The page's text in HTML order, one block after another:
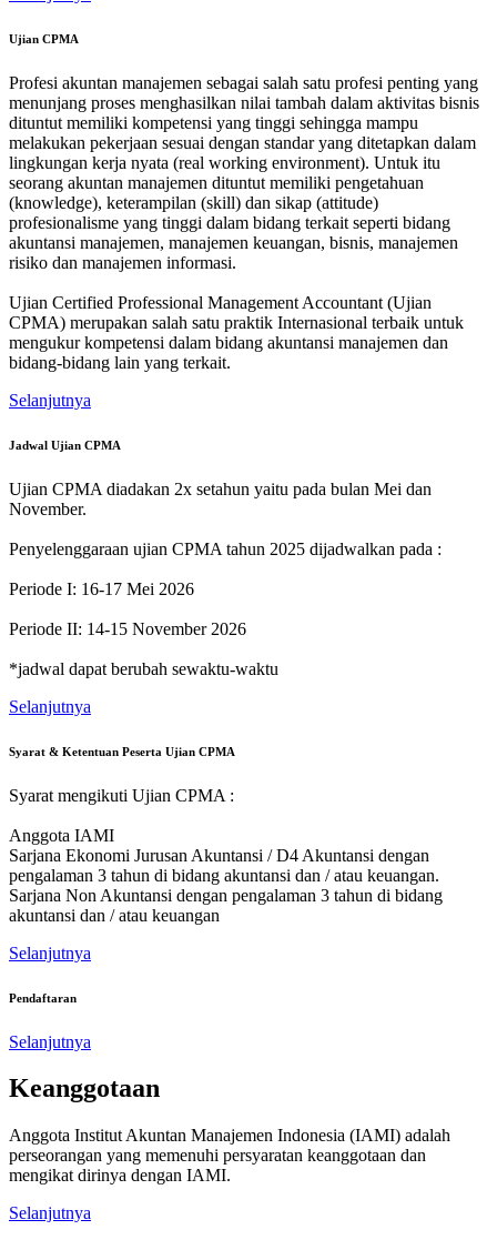
Ujian CPMA
Profesi akuntan manajemen sebagai salah satu profesi penting yang
menunjang proses menghasilkan nilai tambah dalam aktivitas bisnis
dituntut memiliki kompetensi yang tinggi sehingga mampu
melakukan pekerjaan sesuai dengan standar yang ditetapkan dalam
lingkungan kerja nyata (real working environment). Untuk itu
seorang akuntan manajemen dituntut memiliki pengetahuan
(knowledge), keterampilan (skill) dan sikap (attitude)
profesionalisme yang tinggi dalam bidang terkait seperti bidang
akuntansi manajemen, manajemen keuangan, bisnis, manajemen
risiko dan manajemen informasi.
Ujian Certified Professional Management Accountant (Ujian
CPMA) merupakan salah satu praktik Internasional terbaik untuk
mengukur kompetensi dalam bidang akuntansi manajemen dan
bidang-bidang lain yang terkait.
Selanjutnya
Jadwal Ujian CPMA
Ujian CPMA diadakan 2x setahun yaitu pada bulan Mei dan
November.
Penyelenggaraan ujian CPMA tahun 2025 dijadwalkan pada :
Periode I: 16-17 Mei 2026
Periode II: 14-15 November 2026
*jadwal dapat berubah sewaktu-waktu
Selanjutnya
Syarat & Ketentuan Peserta Ujian CPMA
Syarat mengikuti Ujian CPMA :
Anggota IAMI
Sarjana Ekonomi Jurusan Akuntansi / D4 Akuntansi dengan
pengalaman 3 tahun di bidang akuntansi dan / atau keuangan.
Sarjana Non Akuntansi dengan pengalaman 3 tahun di bidang
akuntansi dan / atau keuangan
Selanjutnya
Pendaftaran
Selanjutnya
Keanggotaan
Anggota Institut Akuntan Manajemen Indonesia (IAMI) adalah
perseorangan yang memenuhi persyaratan keanggotaan dan
mengikat dirinya dengan IAMI.
Selanjutnya